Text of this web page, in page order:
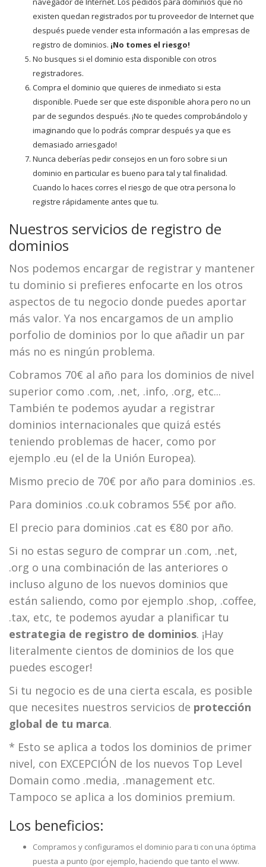
existen quedan registrados por tu proveedor de Internet que
después puede vender esta información a las empresas de
registro de dominios. ¡No tomes el riesgo!
No busques si el dominio esta disponible con otros
registradores.
Compra el dominio que quieres de inmediato si esta
disponible. Puede ser que este disponible ahora pero no un
par de segundos después. ¡No te quedes comprobándolo y
imaginando que lo podrás comprar después ya que es
demasiado arriesgado!
Nunca deberías pedir consejos en un foro sobre si un
dominio en particular es bueno para tal y tal finalidad.
Cuando lo haces corres el riesgo de que otra persona lo
registre rápidamente antes que tu.
Nuestros servicios de registro de
dominios
Nos podemos encargar de registrar y mantener
tu dominio si prefieres enfocarte en los otros
aspectos de tu negocio donde puedes aportar
más valor. Ya nos encargamos de un amplio
porfolio de dominios por lo que añadir un par
más no es ningún problema.
Cobramos 70€ al año para los dominios de nivel
superior como .com, .net, .info, .org, etc...
También te podemos ayudar a registrar
dominios internacionales que quizá estés
teniendo problemas de hacer, como por
ejemplo .eu (el de la Unión Europea).
Mismo precio de 70€ por año para dominios .es.
Para dominios .co.uk cobramos 55€ por año.
El precio para dominios .cat es €80 por año.
Si no estas seguro de comprar un .com, .net,
.org o una combinación de las anteriores o
incluso alguno de los nuevos dominios que
están saliendo, como por ejemplo .shop, .coffee,
.tax, etc, te podemos ayudar a planificar tu
estrategia de registro de dominios. ¡Hay
literalmente cientos de dominios de los que
puedes escoger!
Si tu negocio es de una cierta escala, es posible
que necesites nuestros servicios de protección
global de tu marca.
* Esto se aplica a todos los dominios de primer
nivel, con EXCEPCIÓN de los nuevos Top Level
Domain como .media, .management etc.
Tampoco se aplica a los dominios premium.
Los beneficios:
Compramos y configuramos el dominio para ti con una óptima
puesta a punto (por ejemplo, haciendo que tanto el www.